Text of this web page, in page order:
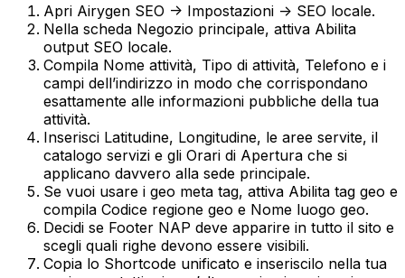
Apri Airygen SEO -> Impostazioni -> SEO locale.
Nella scheda Negozio principale, attiva Abilita
output SEO locale.
Compila Nome attività, Tipo di attività, Telefono e i
campi dell’indirizzo in modo che corrispondano
esattamente alle informazioni pubbliche della tua
attività.
Inserisci Latitudine, Longitudine, le aree servite, il
catalogo servizi e gli Orari di Apertura che si
applicano davvero alla sede principale.
Se vuoi usare i geo meta tag, attiva Abilita tag geo e
compila Codice regione geo e Nome luogo geo.
Decidi se Footer NAP deve apparire in tutto il sito e
scegli quali righe devono essere visibili.
Copia lo Shortcode unificato e inseriscilo nella tua